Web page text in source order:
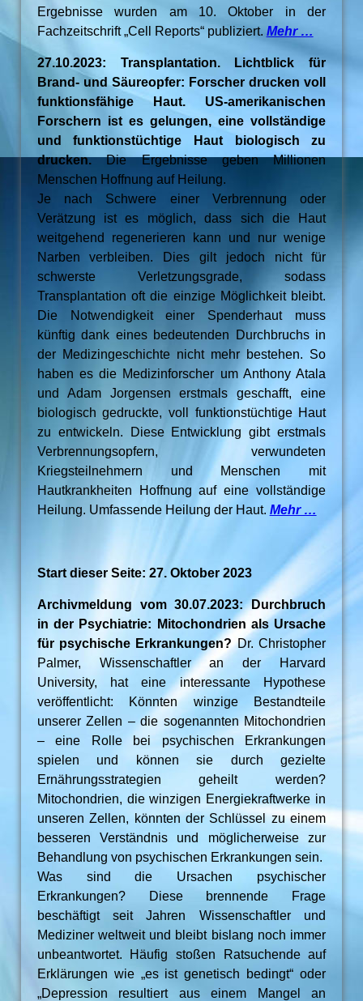
Ergebnisse wurden am 10. Oktober in der
Fachzeitschrift „Cell Reports“ publiziert. Mehr …
27.10.2023: Transplantation. Lichtblick für
Brand- und Säureopfer: Forscher drucken voll
funktionsfähige Haut. US-amerikanischen
Forschern ist es gelungen, eine vollständige
und funktionstüchtige Haut biologisch zu
drucken.Die Ergebnisse geben Millionen
Menschen Hoffnung auf Heilung.
Je nach Schwere einer Verbrennung oder
Verätzung ist es möglich, dass sich die Haut
weitgehend regenerieren kann und nur wenige
Narben verbleiben. Dies gilt jedoch nicht für
schwerste Verletzungsgrade, sodass
Transplantation oft die einzige Möglichkeit bleibt.
Die Notwendigkeit einer Spenderhaut muss
künftig dank eines bedeutenden Durchbruchs in
der Medizingeschichte nicht mehr bestehen. So
haben es die Medizinforscher um Anthony Atala
und Adam Jorgensen erstmals geschafft, eine
biologisch gedruckte, voll funktionstüchtige Haut
zu entwickeln. Diese Entwicklung gibt erstmals
Verbrennungsopfern, verwundeten
Kriegsteilnehmern und Menschen mit
Hautkrankheiten Hoffnung auf eine vollständige
Heilung. Umfassende Heilung der Haut. Mehr …
Start dieser Seite: 27. Oktober 2023
Archivmeldung vom 30.07.2023: Durchbruch
in der Psychiatrie: Mitochondrien als Ursache
für psychische Erkrankungen?Dr. Christopher
Palmer, Wissenschaftler an der Harvard
University, hat eine interessante Hypothese
veröffentlicht: Könnten winzige Bestandteile
unserer Zellen – die sogenannten Mitochondrien
– eine Rolle bei psychischen Erkrankungen
spielen und können sie durch gezielte
Ernährungsstrategien geheilt werden?
Mitochondrien, die winzigen Energiekraftwerke in
unseren Zellen, könnten der Schlüssel zu einem
besseren Verständnis und möglicherweise zur
Behandlung von psychischen Erkrankungen sein.
Was sind die Ursachen psychischer
Erkrankungen? Diese brennende Frage
beschäftigt seit Jahren Wissenschaftler und
Mediziner weltweit und bleibt bislang noch immer
unbeantwortet. Häufig stoßen Ratsuchende auf
Erklärungen wie „es ist genetisch bedingt“ oder
„Depression resultiert aus einem Mangel an